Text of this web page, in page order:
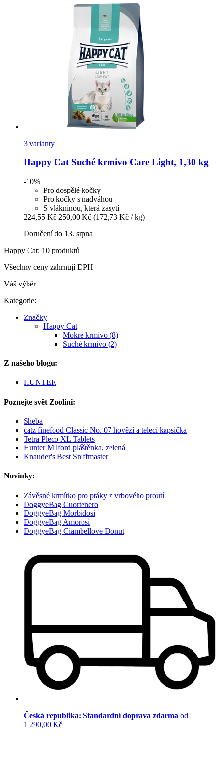
3 varianty
Happy CatSuché krmivo Care Light, 1,30 kg
-10%
Pro dospělé kočky
Pro kočky s nadváhou
S vlákninou, která zasytí
224,55 Kč 250,00 Kč (172,73 Kč / kg)
Doručení do 13. srpna
Happy Cat: 10 produktů
Všechny ceny zahrnují DPH
Váš výběr
Kategorie:
Značky
Happy Cat
Mokré krmivo (8)
Suché krmivo (2)
Z našeho blogu:
HUNTER
Poznejte svět Zoolini:
Sheba
catz finefood Classic No. 07 hovězí a telecí kapsička
Tetra Pleco XL Tablets
Hunter Milford pláštěnka, zelená
Knauder's Best Sniffmaster
Novinky:
Závěsné krmítko pro ptáky z vrbového proutí
DoggyeBag Cuortenero
DoggyeBag Morbidosi
DoggyeBag Amorosi
DoggyeBag Ciambellove Donut
Česká republika: Standardní doprava zdarma od
1 290,00 Kč